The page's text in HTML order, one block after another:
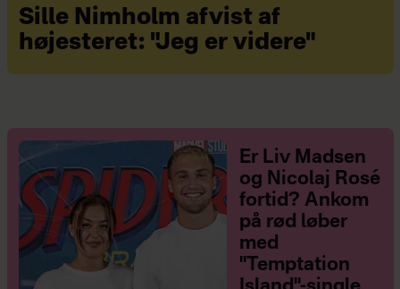
Sille Nimholm afvist af
højesteret: "Jeg er videre"
Er Liv Madsen
og Nicolaj Rosé
fortid? Ankom
på rød løber
med
"Temptation